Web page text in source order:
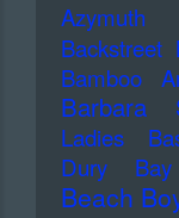
Azymuth
Backstreet
Bamboo
Barbara
Ladies
Dury
Beach